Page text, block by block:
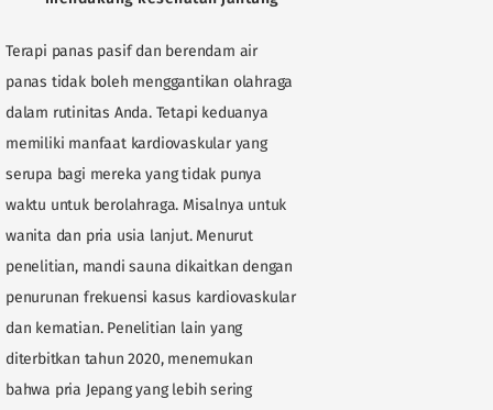
Terapi panas pasif dan berendam air
panas tidak boleh menggantikan olahraga
dalam rutinitas Anda. Tetapi keduanya
memiliki manfaat kardiovaskular yang
serupa bagi mereka yang tidak punya
waktu untuk berolahraga. Misalnya untuk
wanita dan pria usia lanjut. Menurut
penelitian, mandi sauna dikaitkan dengan
penurunan frekuensi kasus kardiovaskular
dan kematian. Penelitian lain yang
diterbitkan tahun 2020, menemukan
bahwa pria Jepang yang lebih sering